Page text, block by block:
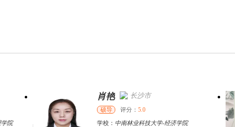
院
肖艳 长沙市
硕导 评分： 5.0
学校： 中南林业科技大学-经济学院